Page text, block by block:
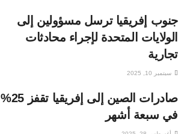
جنوب إفريقيا ترسل مسؤولين إلى
الولايات المتحدة لإجراء محادثات
تجارية
سبتمبر 10, 2025
صادرات الصين إلى إفريقيا تقفز 25%
في سبعة أشهر